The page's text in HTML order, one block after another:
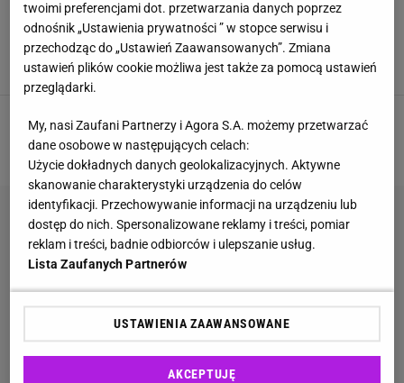
TOPR ostrzega. Nie używaj tej aplikacji w
górach. Zamiast zdobyć szczyt możesz utknąć
na szlaku
GOOGLE MAPS GÓRY PODRÓŻE RATOWNICY
2
twoimi preferencjami dot. przetwarzania danych poprzez
odnośnik „Ustawienia prywatności ” w stopce serwisu i
przechodząc do „Ustawień Zaawansowanych”. Zmiana
ustawień plików cookie możliwa jest także za pomocą ustawień
przeglądarki.
My, nasi Zaufani Partnerzy i Agora S.A. możemy przetwarzać
dane osobowe w następujących celach:
Użycie dokładnych danych geolokalizacyjnych. Aktywne
skanowanie charakterystyki urządzenia do celów
identyfikacji. Przechowywanie informacji na urządzeniu lub
dostęp do nich. Spersonalizowane reklamy i treści, pomiar
reklam i treści, badnie odbiorców i ulepszanie usług.
Lista Zaufanych Partnerów
USTAWIENIA ZAAWANSOWANE
AKCEPTUJĘ